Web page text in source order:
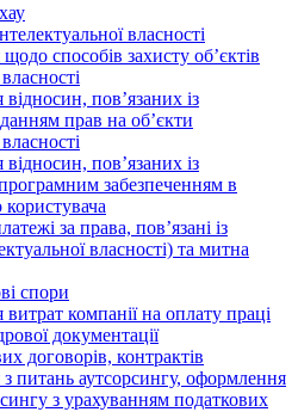
власності
способів захисту об’єктів
пов’язаних із
прав на об’єкти
пов’язаних із
забезпеченням в
користувача
за права, пов’язані із
власності) та митна
спори
компанії на оплату праці
документації
договорів, контрактів
питань аутсорсингу, оформлення
з урахуванням податкових